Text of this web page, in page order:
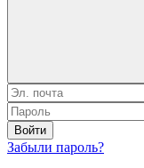
Войти
Забыли пароль?